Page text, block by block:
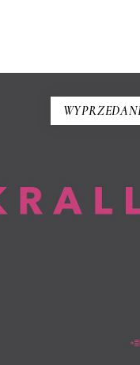
reporterka, ta, która
innych, staje się tu